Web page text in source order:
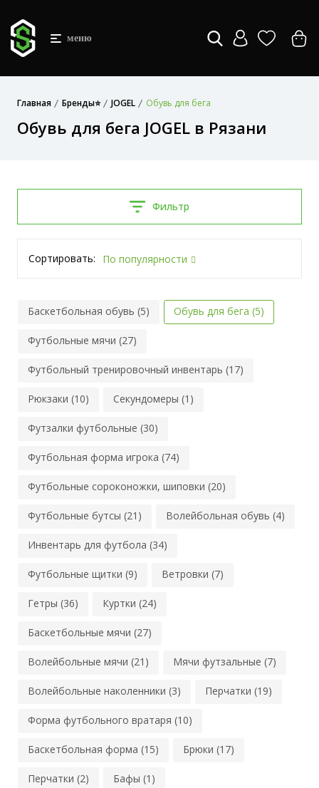
меню
Главная Бренды⭐ JOGEL Обувь для бега
Обувь для бега JOGEL в Рязани
Фильтр
Сортировать: По популярности
Баскетбольная обувь (5) Обувь для бега (5)
Футбольные мячи (27)
Футбольный тренировочный инвентарь (17)
Рюкзаки (10) Секундомеры (1)
Футзалки футбольные (30)
Футбольная форма игрока (74)
Футбольные сороконожки, шиповки (20)
Футбольные бутсы (21) Волейбольная обувь (4)
Инвентарь для футбола (34)
Футбольные щитки (9) Ветровки (7)
Гетры (36) Куртки (24)
Баскетбольные мячи (27)
Волейбольные мячи (21) Мячи футзальные (7)
Волейбольные наколенники (3) Перчатки (19)
Форма футбольного вратаря (10)
Баскетбольная форма (15) Брюки (17)
Перчатки (2) Бафы (1)